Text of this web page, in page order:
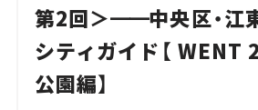
第2回＞━━中央区・江
シティガイド【 WENT
公園編】
Traffic
Special